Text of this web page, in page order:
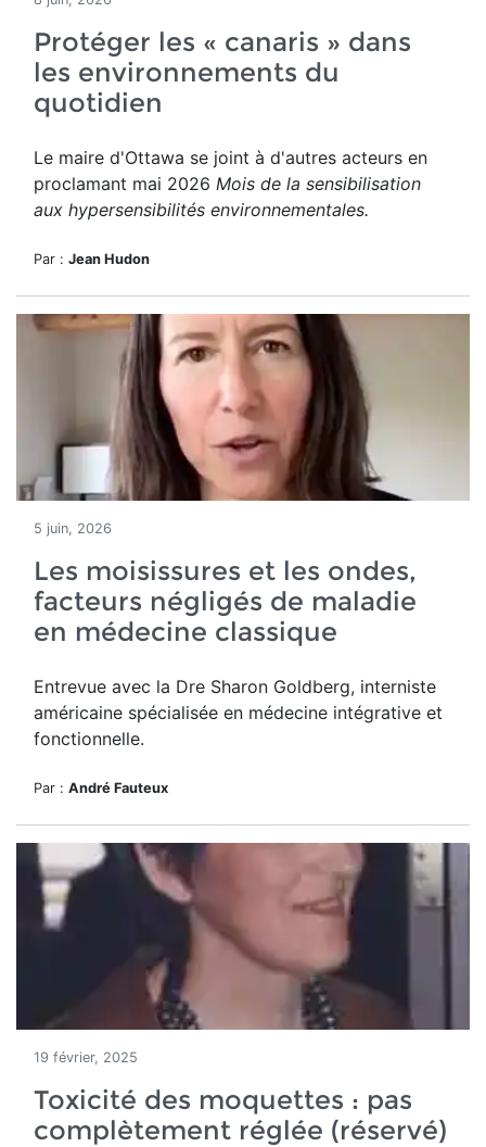
Protéger les « canaris » dans
les environnements du
quotidien
Le maire d'Ottawa se joint à d'autres acteurs en
proclamant mai 2026 Mois de la sensibilisation
aux hypersensibilités environnementales.
Par : Jean Hudon
5 juin, 2026
Les moisissures et les ondes,
facteurs négligés de maladie
en médecine classique
Entrevue avec la Dre Sharon Goldberg, interniste
américaine spécialisée en médecine intégrative et
fonctionnelle.
Par : André Fauteux
19 février, 2025
Toxicité des moquettes : pas
complètement réglée (réservé)